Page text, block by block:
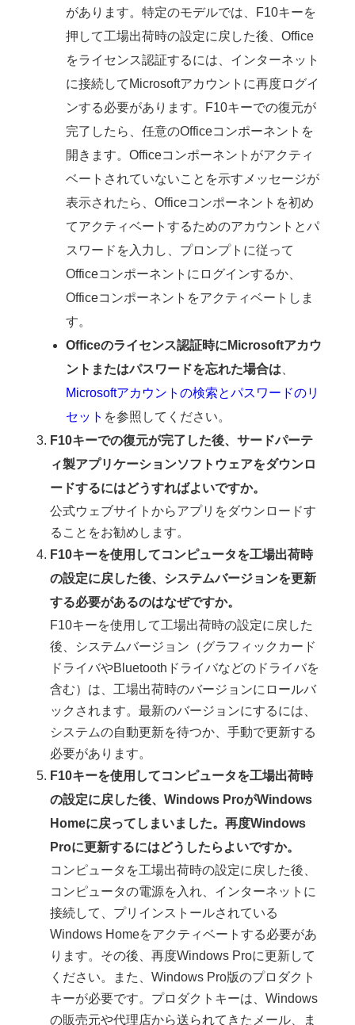
があります。特定のモデルでは、F10キーを
押して工場出荷時の設定に戻した後、Office
をライセンス認証するには、インターネット
に接続してMicrosoftアカウントに再度ログイ
ンする必要があります。F10キーでの復元が
完了したら、任意のOfficeコンポーネントを
開きます。Officeコンポーネントがアクティ
ベートされていないことを示すメッセージが
表示されたら、Officeコンポーネントを初め
てアクティベートするためのアカウントとパ
スワードを入力し、プロンプトに従って
Officeコンポーネントにログインするか、
Officeコンポーネントをアクティベートしま
す。
Officeのライセンス認証時にMicrosoftアカウ
ントまたはパスワードを忘れた場合は
Microsoftアカウントの検索とパスワードのリ
セット を参照してください。
F10キーでの復元が完了した後、サードパーテ
ィ製アプリケーションソフトウェアをダウンロ
ードするにはどうすればよいですか。
公式ウェブサイトからアプリをダウンロードす
ることをお勧めします。
F10キーを使用してコンピュータを工場出荷時
の設定に戻した後、システムバージョンを更新
する必要があるのはなぜですか。
F10キーを使用して工場出荷時の設定に戻した
後、システムバージョン（グラフィックカード
ドライバやBluetoothドライバなどのドライバを
含む）は、工場出荷時のバージョンにロールバ
ックされます。最新のバージョンにするには、
システムの自動更新を待つか、手動で更新する
必要があります。
F10キーを使用してコンピュータを工場出荷時
の設定に戻した後、Windows ProがWindows
Homeに戻ってしまいました。再度Windows
Proに更新するにはどうしたらよいですか。
コンピュータを工場出荷時の設定に戻した後、
コンピュータの電源を入れ、インターネットに
接続して、プリインストールされている
Windows Homeをアクティベートする必要があ
ります。その後、再度Windows Proに更新して
ください。また、Windows Pro版のプロダクト
キーが必要です。プロダクトキーは、Windows
の販売元や代理店から送られてきたメール、ま